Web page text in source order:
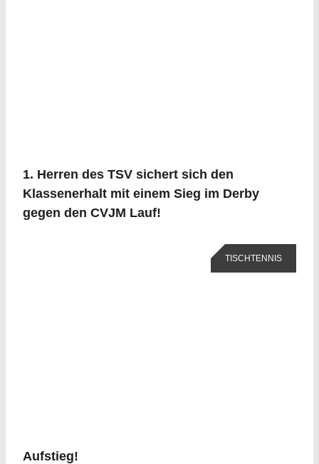
1. Herren des TSV sichert sich den
Klassenerhalt mit einem Sieg im Derby
gegen den CVJM Lauf!
TISCHTENNIS
Aufstieg!